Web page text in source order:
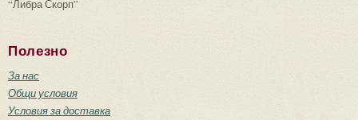
“Либра Скорп”
Полезно
За нас
Общи условия
Условия за доставка